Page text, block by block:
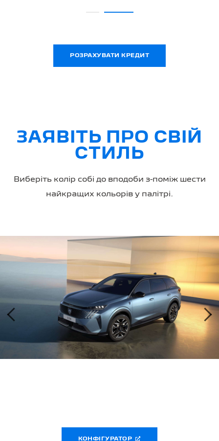
РОЗРАХУВАТИ КРЕДИТ
ЗАЯВІТЬ ПРО СВІЙ
СТИЛЬ
Виберіть колір собі до вподоби з-поміж шести
найкращих кольорів у палітрі.
‹ ›
КОНФІГУРАТОР